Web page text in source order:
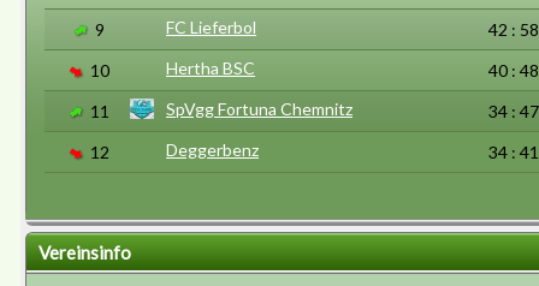
9
FC Lieferbol
42 : 58
10
Hertha BSC
40 : 48
11
SpVgg Fortuna Chemnitz
34 : 47
12
Deggerbenz 34 : 41
Vereinsinfo